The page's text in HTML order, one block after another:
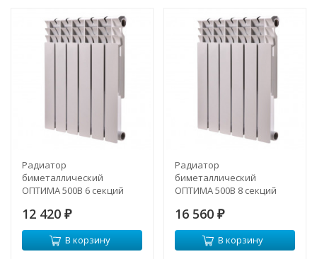
Радиатор
биметаллический
ОПТИМА 500B 6 секций
12 420 ₽
В корзину
Радиатор
биметаллический
ОПТИМА 500B 8 секций
16 560 ₽
В корзину